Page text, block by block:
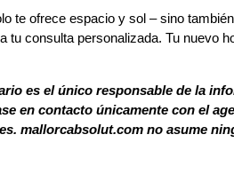
te ofrece espacio y sol – sino
tu consulta personalizada. Tu nuevo
es el único responsable de la
en contacto únicamente con el
mallorcabsolut.com no asume